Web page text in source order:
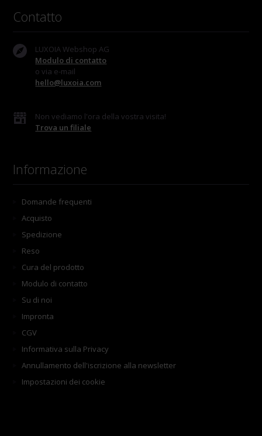
Contatto
LUXOIA Webshop AG
Modulo di contatto
o via e-mail
hello@luxoia.com
Non vediamo l'ora della vostra visita!
Trova un filiale
Informazione
Domande frequenti
Acquisto
Spedizione
Reso
Cura del prodotto
Modulo di contatto
Su di noi
Impronta
CGV
Informativa sulla Privacy
Annullamento dell'iscrizione alla newsletter
Impostazioni dei cookie